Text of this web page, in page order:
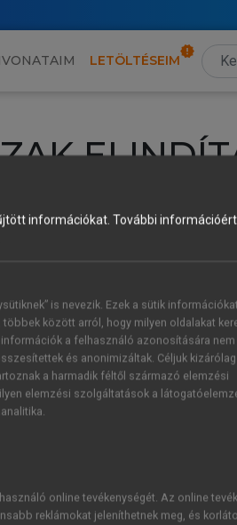
LETÖLTÉSEIM
iskolai azonosítóddal vagy
hozzáférésrevagy
vagy hozz
ÚJ FIÓK
1 óra
információkat. További
is nevezik. Ezek a sütik
között arról, hogy milyen oldalakat
a felhasználó azonosítására nem
és anonimizáltak. Céljuk
a harmadik féltől származó elemzési
elemzési szolgáltatások a
online tevékenységét. Az online
reklámokat jeleníthetnek meg, és